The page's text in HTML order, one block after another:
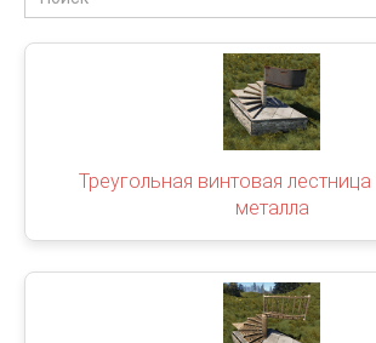
Треугольная винтовая
металла